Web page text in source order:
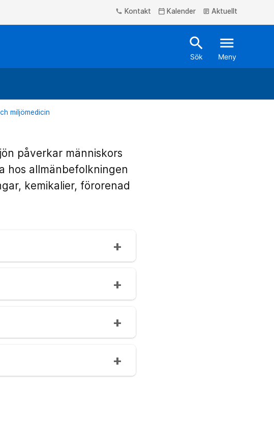
phone Kontakt calendar_today Kalender article Aktuellt
search
Sök
menu
Meny
miljömedicin
påverkar människors
hos allmänbefolkningen
kemikalier, förorenad